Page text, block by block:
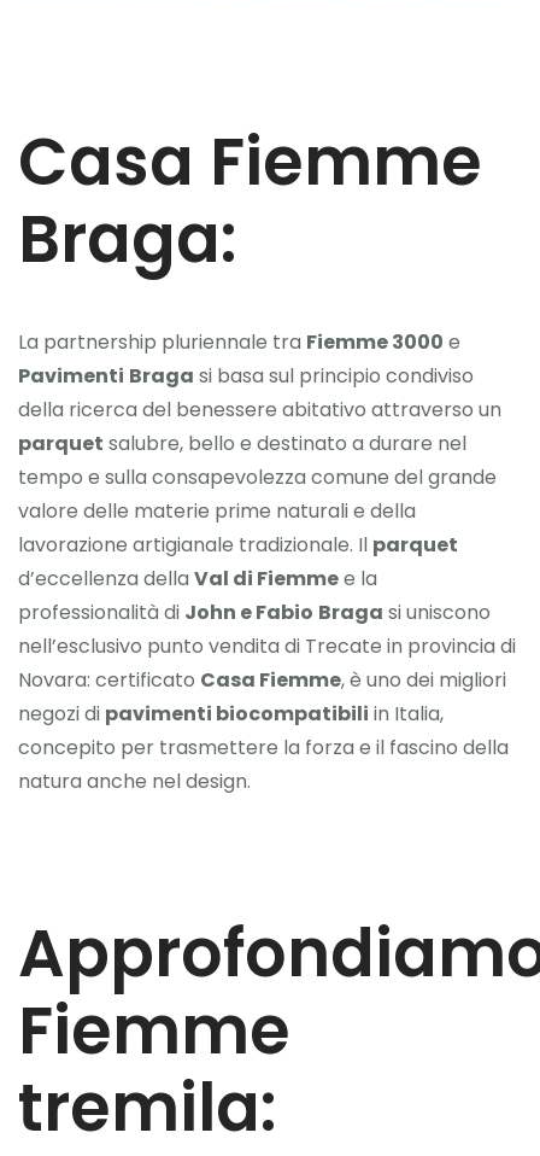
Casa Fiemme
Braga:
La partnership pluriennale tra Fiemme 3000 e
Pavimenti Braga si basa sul principio condiviso
della ricerca del benessere abitativo attraverso un
parquet salubre, bello e destinato a durare nel
tempo e sulla consapevolezza comune del grande
valore delle materie prime naturali e della
lavorazione artigianale tradizionale. Il parquet
d’eccellenza della Val di Fiemmee la
professionalità di John e Fabio Braga si uniscono
nell’esclusivo punto vendita di Trecate in provincia di
Novara: certificato Casa Fiemme, è uno dei migliori
negozi di pavimenti biocompatibili in Italia,
concepito per trasmettere la forza e il fascino della
natura anche nel design.
Fiemme
tremila: